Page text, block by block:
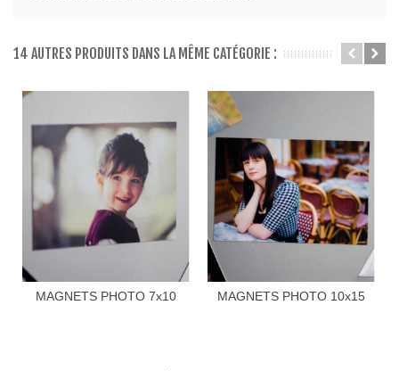
14 AUTRES PRODUITS DANS LA MÊME CATÉGORIE :
MAGNETS PHOTO 7x10 MAGNETS PHOTO 10x15